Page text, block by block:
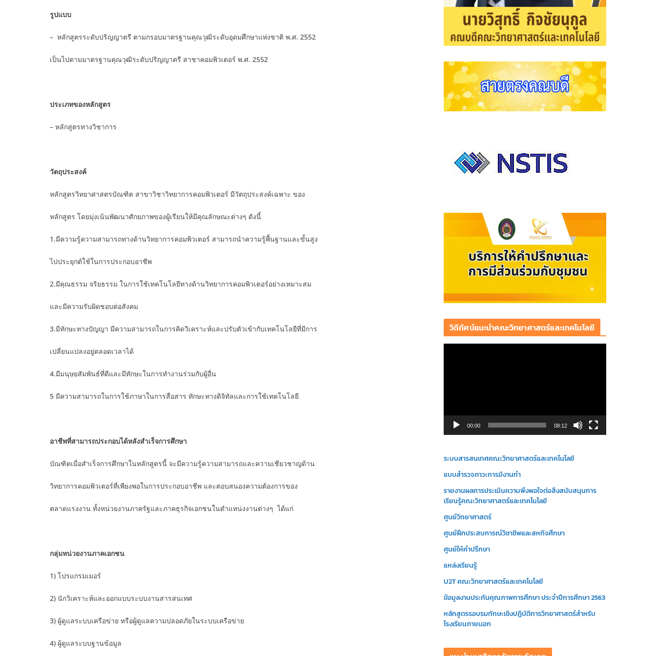
รูปแบบ
– หลักสูตรระดับปริญญาตรี ตามกรอบมาตรฐานคุณวุฒิระดับอุดมศึกษาแห่งชาติ พ.ศ. 2552
เป็นไปตามมาตรฐานคุณวุฒิระดับปริญญาตรี สาชาคอมพิวเตอร์ พ.ศ. 2552
ประเภทของหลักสูตร
– หลักสูตรทางวิชาการ
วัตถุประสงค์
หลักสูตรวิทยาศาสตรบัณฑิต สาขาวิชาวิทยาการคอมพิวเตอร์ มีวัตถุประสงค์เฉพาะ ของ
หลักสูตร โดยมุ่งเน้นพัฒนาศักยภาพของผู้เรียนให้มีคุณลักษณะต่างๆ ดังนี้
1.มีความรู้ความสามารถทางด้านวิทยาการคอมพิวเตอร์ สามารถนำความรู้พื้นฐานและขั้นสูง
ไปประยุกต์ใช้ในการประกอบอาชีพ
2.มีคุณธรรม จริยธรรม ในการใช้เทคโนโลยีทางด้านวิทยาการคอมพิวเตอร์อย่างเหมาะสม
และมีความรับผิดชอบต่อสังคม
3.มีทักษะทางปัญญา มีความสามารถในการคิดวิเคราะห์และปรับตัวเข้ากับเทคโนโลยีที่มีการ
เปลี่ยนแปลงอยู่ตลอดเวลาได้
4.มีมนุษยสัมพันธ์ที่ดีและมีทักษะในการทำงานร่วมกับผู้อื่น
5 มีความสามารถในการใช้ภาษาในการสื่อสาร ทักษะทางดิจิทัลและการใช้เทคโนโลยี
อาชีพที่สามารถประกอบได้หลังสำเร็จการศึกษา
บัณฑิตเมื่อสำเร็จการศึกษาในหลักสูตรนี้ จะมีความรู้ความสามารถและความเชียวชาญด้าน
วิทยาการคอมพิวเตอร์ที่เพียงพอในการประกอบอาชีพ และตอบสนองความต้องการของ
ตลาดแรงงาน ทั้งหน่วยงานภาครัฐและภาคธุรกิจเอกชนในตำแหน่งงานต่างๆ ได้แก่
กลุ่มหน่วยงานภาคเอกชน
1) โปรแกรมเมอร์
2) นักวิเคราะห์และออกแบบระบบงานสารสนเทศ
3) ผู้ดูแลระบบเครือข่าย หรือผู้ดูแลความปลอดภัยในระบบเครือข่าย
4) ผู้ดูแลระบบฐานข้อมูล
วิดีทัศน์แนะนำคณะวิทยาศาสตร์และเทคโนโลยี
ล์
ดี
โ
00:00 08:12
ระบบสารสนเทศคณะวิทยาศาสตร์และเทคโนโลยี
แบบสำรวจภาวะการมีงานทำ
รายงานผลการประเมินความพึงพอใจต่อสิ่งสนับสนุนการ
เรียนรู้คณะวิทยาศาสตร์และเทคโนโลยี
ศูนย์วิทยาศาสตร์
ศูนย์ฝึกประสบการณ์วิชาชีพและสหกิจศึกษา
ศูนย์ให้คำปรึกษา
แหล่งเรียนรู้
U2T คณะวิทยาศาสตร์และเทคโนโลยี
ข้อมูลงานประกันคุณภาพการศึกษา ประจำปีการศึกษา 2563
หลักสูตรรอบรมทักษะเชิงปฏิบัติการวิทยาศาสตร์สำหรับ
โรงเรียนภายนอก